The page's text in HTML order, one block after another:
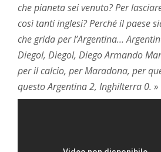
che pianeta sei venuto? Per
così tanti inglesi? Perché il paese
che grida per l’Argentina…
Diegol, Diegol, Diego Armando
per il calcio, per Maradona, per
questo Argentina 2, Inghilterra 0. »